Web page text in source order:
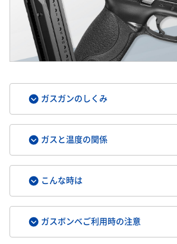
ガスガンのしくみ
ガスと温度の関係
こんな時は
ガスボンベご利用時の注意